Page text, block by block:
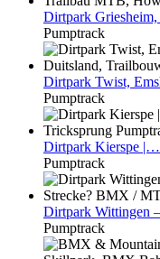
Dirtpark
Pumptrack
Dirtpark Twist,
Pumptrack
Dirtpark Kierspe |…
Pumptrack
Dirtpark Wittingen
Pumptrack